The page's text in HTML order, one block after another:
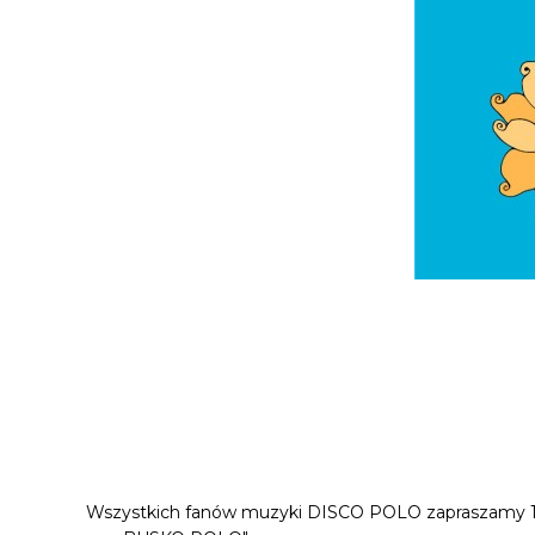
Wszystkich fanów muzyki DISCO POLO zapraszamy